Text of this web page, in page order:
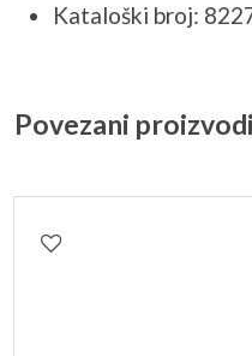
Kataloški broj:
Povezani proizvodi